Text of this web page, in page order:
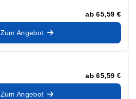
ab 65,59 €
Zum Angebot
ab 65,59 €
Zum Angebot